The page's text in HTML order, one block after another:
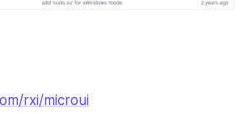
rxi/microui